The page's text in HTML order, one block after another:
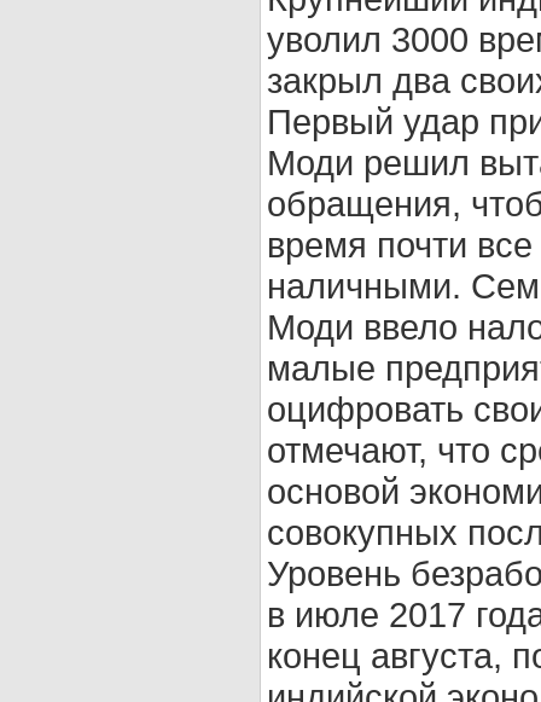
уволил 3000
закрыл два
Первый удар
Моди решил
обращения,
время почти
наличными.
Моди ввело
малые
оцифровать
отмечают, что
основой
совокупных
Уровень
в июле 2017
конец августа,